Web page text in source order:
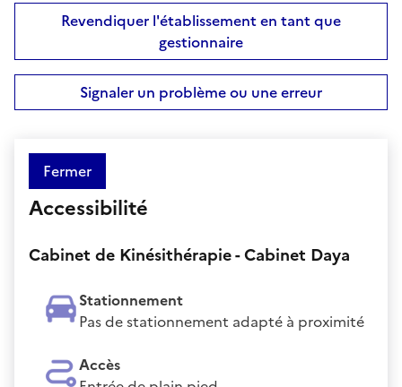
Revendiquer l'établissement en tant que
gestionnaire
Signaler un problème ou une erreur
Fermer
Accessibilité
Cabinet de Kinésithérapie - Cabinet Daya
Stationnement
Pas de stationnement adapté à proximité
Accès